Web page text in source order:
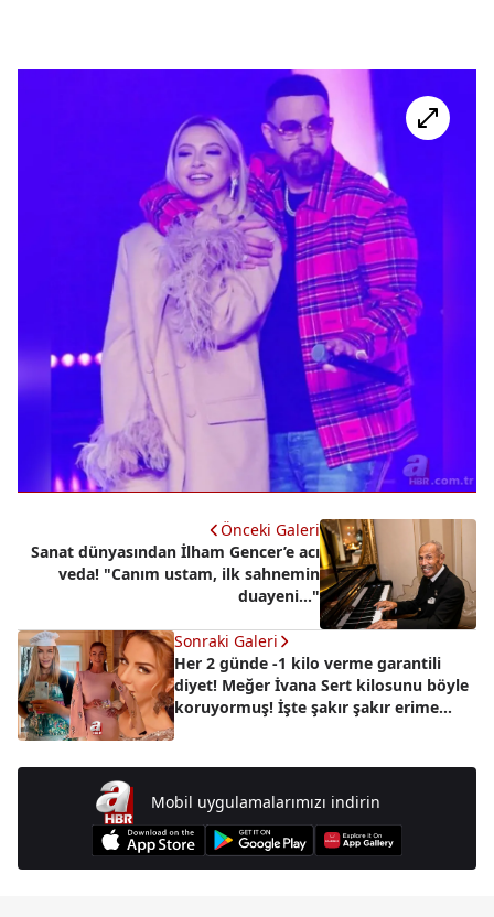
Önceki Galeri
Sanat dünyasından İlham Gencer’e acı
veda! "Canım ustam, ilk sahnemin
duayeni..."
Sonraki Galeri
Her 2 günde -1 kilo verme garantili
diyet! Meğer İvana Sert kilosunu böyle
koruyormuş! İşte şakır şakır erime
Mobil uygulamalarımızı indirin